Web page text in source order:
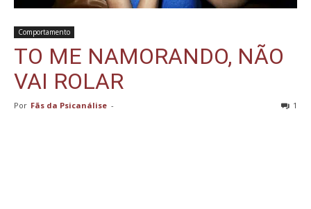
Comportamento
TO ME NAMORANDO, NÃO
VAI ROLAR
Por Fãs da Psicanálise - 1